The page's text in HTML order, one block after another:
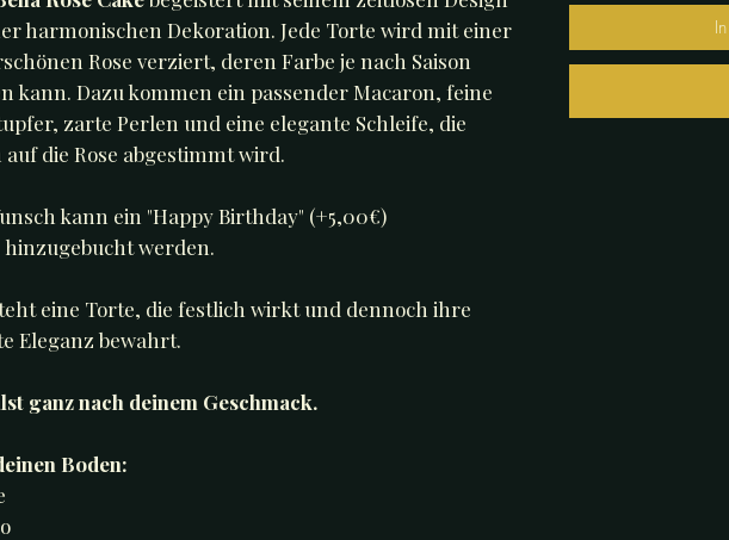
harmonischen Dekoration. Jede Torte wird mit einer
Rose verziert, deren Farbe je nach Saison
kann. Dazu kommen ein passender Macaron, feine
zarte Perlen und eine elegante Schleife, die
die Rose abgestimmt wird.
kann ein "Happy Birthday" (+5,00€)
hinzugebucht werden.
eine Torte, die festlich wirkt und dennoch ihre
Eleganz bewahrt.
ganz nach deinem Geschmack.
Boden: